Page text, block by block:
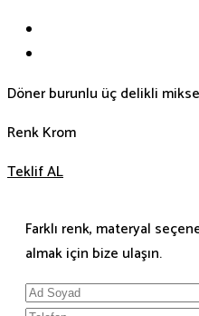
Döner burunlu üç delikli
Renk Krom
Teklif AL
Farklı renk, materyal
almak için bize ulaşın.